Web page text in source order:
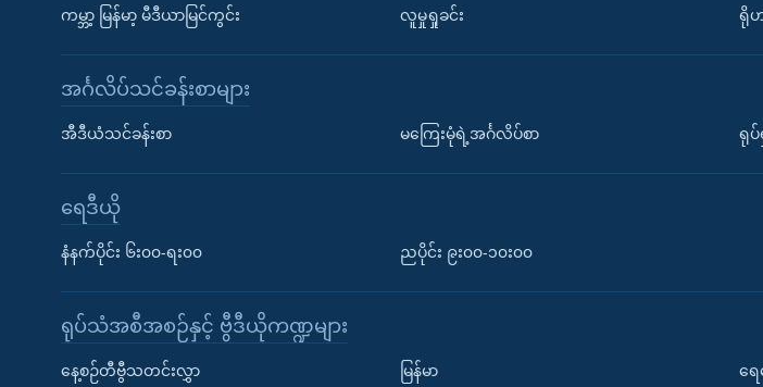
ကမ္ဘာ့ မြန်မာ့ မီဒီယာမြင်ကွင်း လူမှုရှုခင်း ရိုဟ
အင်္ဂလိပ်သင်ခန်းစာများ
အီဒီယံသင်ခန်းစာ မကြေးမုံရဲ့အင်္ဂလိပ်စာ ရု
ရေဒီယို
နံနက်ပိုင်း ၆း၀၀-ရး၀၀ ညပိုင်း ၉း၀၀-၁၀း၀၀
ရုပ်သံအစီအစဉ်နှင့် ဗွီဒီယိုကဏ္ဍများ
နေ့စဉ်တီဗွီသတင်းလွှာ မြန်မာ ရေ